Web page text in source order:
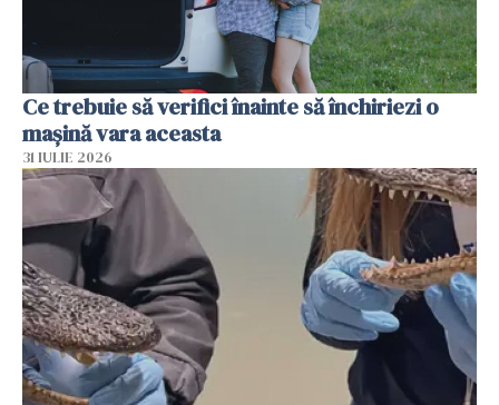
Ce trebuie să verifici înainte să închiriezi o
mașină vara aceasta
31 IULIE 2026